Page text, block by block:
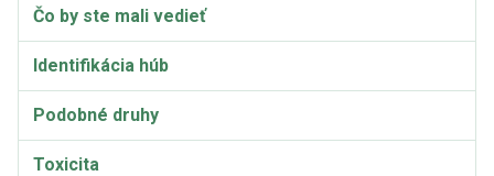
Čo by ste mali vedieť
Identifikácia húb
Podobné druhy
Toxicita